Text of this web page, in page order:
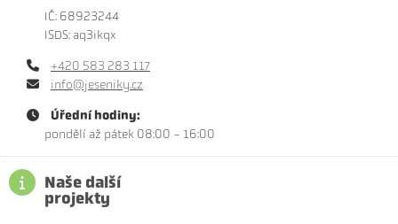
IČ: 68923244
ISDS: aq3ikqx
+420 583 283 117
info@jeseniky.cz
Úřední hodiny:
pondělí až pátek 08:00 - 16:00
Naše další
projekty